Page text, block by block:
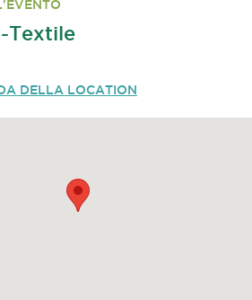
Textile
DELLA LOCATION